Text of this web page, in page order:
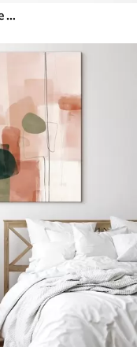
Peintures Lac aux fleurs roses, lever de soleil, dessin à l'huile, couleurs beige pastel, brume